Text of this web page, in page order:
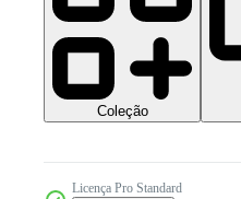
Coleção
Licença Pro Standard